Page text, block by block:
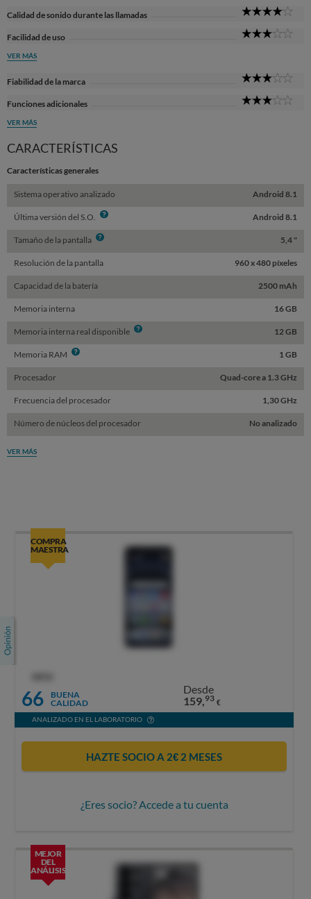
Calidad de sonido durante las llamadas
Facilidad de uso
VER MÁS
Fiabilidad de la marca
Funciones adicionales
VER MÁS
CARACTERÍSTICAS
Características generales
Sistema operativo analizado Android 8.1
Última versión del S.O. Info Android 8.1
Tamaño de la pantalla Info 5,4 "
Resolución de la pantalla 960 x 480 píxeles
Capacidad de la batería 2500 mAh
Memoria interna 16 GB
Memoria interna real disponible Info 12 GB
Memoria RAM Info 1 GB
Procesador Quad-core a 1.3 GHz
Frecuencia del procesador 1,30 GHz
Número de núcleos del procesador No analizado
VER MÁS
COMPRA
MAESTRA
66
BUENA
CALIDAD
Desde
159,93 €
ANALIZADO EN EL LABORATORIO
HAZTE SOCIO A 2€ 2 MESES
¿Eres socio? Accede a tu cuenta
MEJOR
DEL
ANÁLISIS